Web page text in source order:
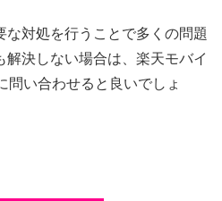
な対処を行うことで多くの問題
解決しない場合は、楽天モバイ
問い合わせると良いでしょ